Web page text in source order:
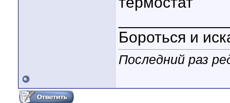
Бороться и
Последний раз